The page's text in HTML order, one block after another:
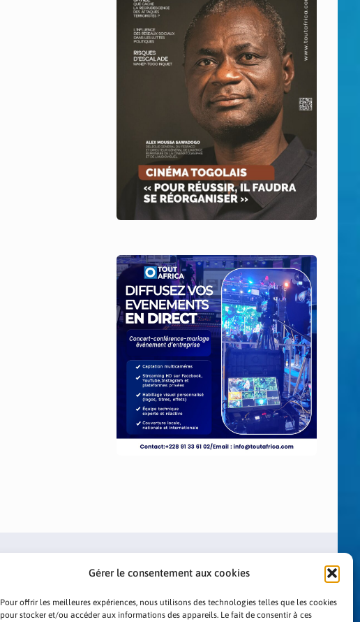
Gérer le consentement aux cookies
Pour offrir les meilleures expériences, nous utilisons des technologies telles que les cookies
pour stocker et/ou accéder aux informations des appareils. Le fait de consentir à ces